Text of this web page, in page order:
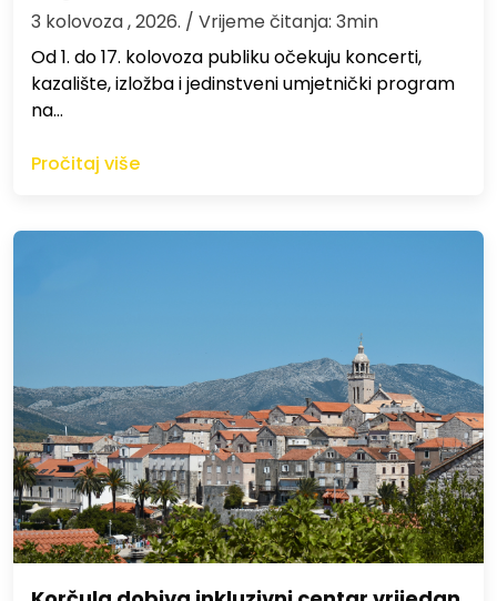
3 kolovoza , 2026. / Vrijeme čitanja: 3min
Od 1. do 17. kolovoza publiku očekuju koncerti,
kazalište, izložba i jedinstveni umjetnički program
na…
Pročitaj više